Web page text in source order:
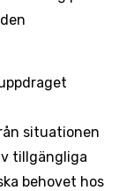
situationen
tillgängliga
behovet hos